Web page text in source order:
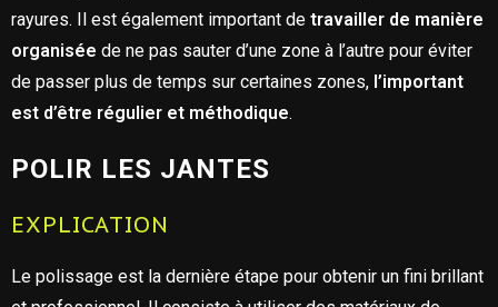
rayures. Il est également important de travailler de manière
organisée de ne pas sauter d’une zone à l’autre pour éviter
de passer plus de temps sur certaines zones, l’important
est d’être régulier et méthodique.
POLIR LES JANTES
EXPLICATION
Le polissage est la dernière étape pour obtenir un fini brillant